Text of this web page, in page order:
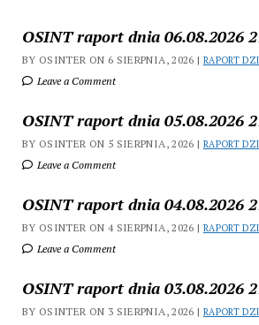
OSINT raport dnia 06.08.2026
BY OSINTER ON 6 SIERPNIA, 2026 | RAPORT
Leave a Comment
OSINT raport dnia 05.08.2026
BY OSINTER ON 5 SIERPNIA, 2026 | RAPORT
Leave a Comment
OSINT raport dnia 04.08.2026
BY OSINTER ON 4 SIERPNIA, 2026 | RAPORT
Leave a Comment
OSINT raport dnia 03.08.2026
BY OSINTER ON 3 SIERPNIA, 2026 | RAPORT